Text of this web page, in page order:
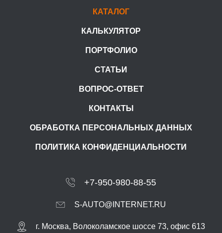
КАТАЛОГ
КАЛЬКУЛЯТОР
ПОРТФОЛИО
СТАТЬИ
ВОПРОС-ОТВЕТ
КОНТАКТЫ
ОБРАБОТКА ПЕРСОНАЛЬНЫХ ДАННЫХ
ПОЛИТИКА КОНФИДЕНЦИАЛЬНОСТИ
+7-950-980-88-55
S-AUTO@INTERNET.RU
г. Москва, Волоколамское шоссе 73, офис 613